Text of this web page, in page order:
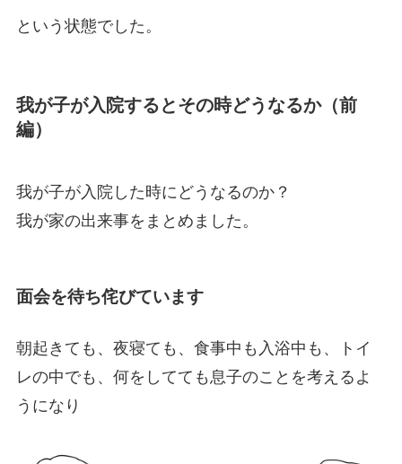
という状態でした。
我が子が入院するとその時どうなるか（前
編）
我が子が入院した時にどうなるのか？
我が家の出来事をまとめました。
面会を待ち侘びています
朝起きても、夜寝ても、食事中も入浴中も、トイ
レの中でも、何をしてても息子のことを考えるよ
うになり